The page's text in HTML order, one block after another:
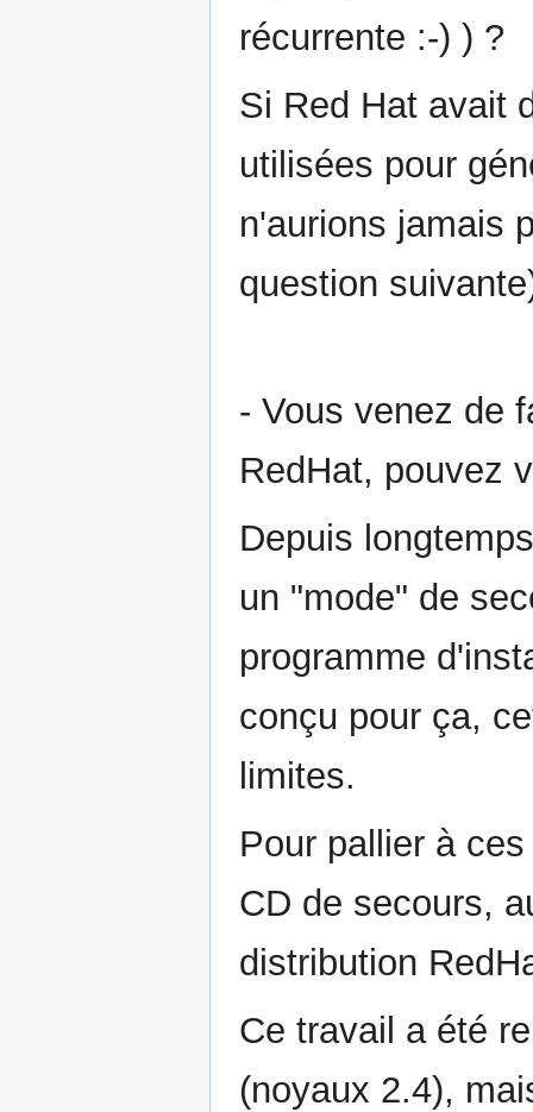
récurrente :-) ) ?
Si Red Hat avait
utilisées pour
n'aurions jamais
question
- Vous venez de
RedHat, pouvez
Depuis
un "mode" de
programme
conçu pour ça,
limites.
Pour pallier à
CD de secours,
distribution
Ce travail a été
(noyaux 2.4),